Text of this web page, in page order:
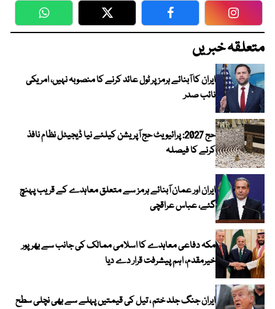
WhatsApp Twitter Facebook
متعلقہ خبریں
ایران کا آبنائے ہرمز پر ٹول عائد کرنے کا منصوبہ نہیں، امریکی
نائب صدر
حج 2027: پرائیویٹ حج آپریشن کیلئے نیا ڈیجیٹل نظام نافذ
کرنے کا فیصلہ
ایران اور عمان آبنائے ہرمز سے متعلق معاہدے کے قریب پہنچ
گئے، عباس عراقچی
مکہ دفاعی معاہدے کا اسلامی ممالک کی جانب سے بھرپور
خیرمقدم، اہم پیشرفت قرار دے دیا
ایران جنگ جلد ختم ، تیل کی قیمتیں پہلے سے بھی نچلی سطح